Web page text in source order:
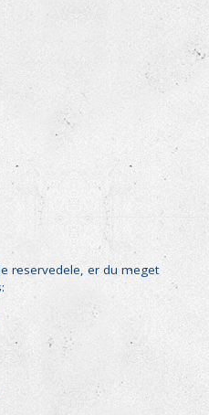
reservedele, er du meget